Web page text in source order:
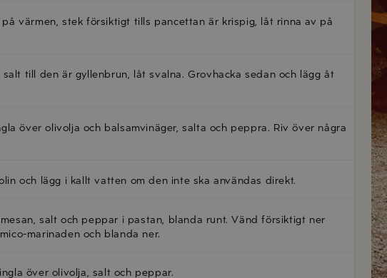
värmen, stek försiktigt tills pancettan är krispig, låt rinna av på
till den är gyllenbrun, låt svalna. Grovhacka sedan och lägg åt
över olivolja och balsamvinäger, salta och peppra. Riv över några
och lägg i kallt vatten om den inte ska användas direkt.
salt och peppar i pastan, blanda runt. Vänd försiktigt ner
marinaden och blanda ner.
över olivolja, salt och peppar.